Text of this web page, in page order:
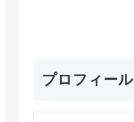
プロフィール